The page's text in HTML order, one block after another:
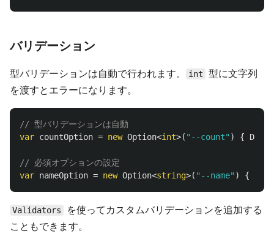
バリデーション
型バリデーションは自動で行われます。 int
型に文字列
を渡すとエラーになります。
// 型バリデーションは自動
var countOption = new Option<int>( "--count" ) {
// 必須オプションの設定
var nameOption = new Option<string>( "--name" ) {
Validators
を使ってカスタムバリデーションを追加する
こともできます。